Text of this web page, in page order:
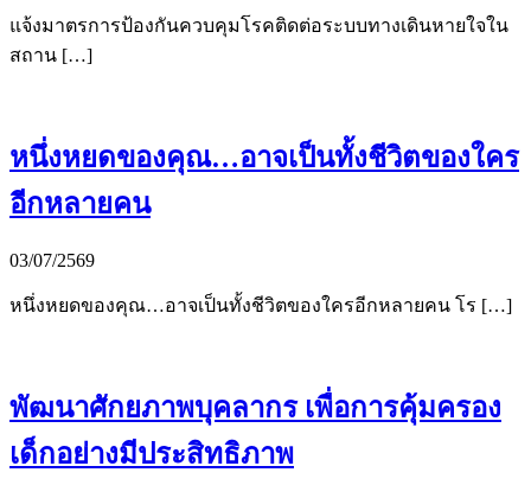
แจ้งมาตรการป้องกันควบคุมโรคติดต่อระบบทางเดินหายใจใน
สถาน […]
หนึ่งหยดของคุณ…อาจเป็นทั้งชีวิตของใคร
อีกหลายคน
03/07/2569
หนึ่งหยดของคุณ…อาจเป็นทั้งชีวิตของใครอีกหลายคน โร […]
พัฒนาศักยภาพบุคลากร เพื่อการคุ้มครอง
เด็กอย่างมีประสิทธิภาพ